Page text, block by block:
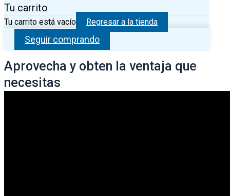
Tu carrito
Tu carrito está vacío Regresar a la tienda
Seguir comprando
Aprovecha y obten la ventaja que
necesitas